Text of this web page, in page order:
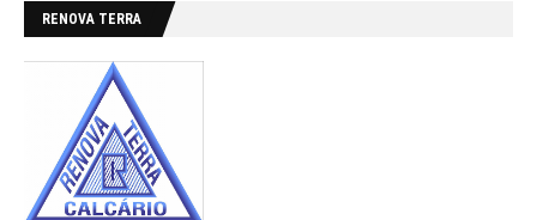
RENOVA TERRA